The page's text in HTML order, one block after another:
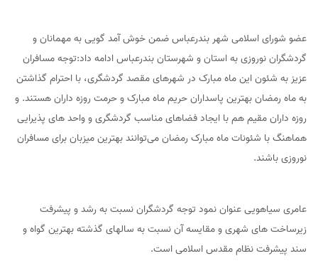
عضو شورای اسلامی شهر بندرعباس ضمن خوش آمد گویی به مهمانان و
گردشگران نوروزی به استان و شهرستان بندرعباس ادامه داد:توجه مسافران
عزیز به شئون این ماه مبارک در شهرهای مقصد گردشگری، با احترام گذاشتن
به ماه رمضان بهترین پاسداران حریم ماه مبارک و حرمت روزه داران هستند. و
روزه داران مقیم هم با ایجاد فضاهای مناسب گردشگری و واحد های پذیرایی
هماهنگ با شئونات ماه مبارک رمضان می‌توانند بهترین میزبان برای مسافران
نوروزی باشند.
عامری سیاهویی عنوان نمود توجه گردشگران نسبت به رشد و پیشرفت
زیرساخت های شهری و مقایسه آن نسبت به سالهای گذشته بهترین گواه و
سند پیشرفت نظام مقدس اسلامی است.